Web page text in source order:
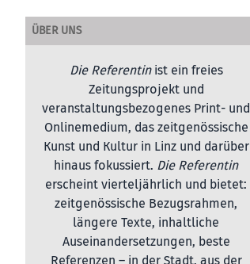
ÜBER UNS
Die Referentinist ein freies
Zeitungsprojekt und
veranstaltungsbezogenes Print- und
Onlinemedium, das zeitgenössische
Kunst und Kultur in Linz und darüber
hinaus fokussiert. Die Referentin
erscheint vierteljährlich und bietet:
zeitgenössische Bezugsrahmen,
längere Texte, inhaltliche
Auseinandersetzungen, beste
Referenzen – in der Stadt, aus der